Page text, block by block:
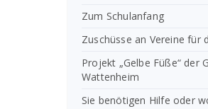
Zum Schulanfang
Zuschüsse an Vereine für
Projekt „Gelbe Füße“ der
Wattenheim
Sie benötigen Hilfe oder